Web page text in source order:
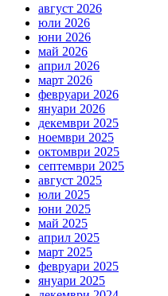
август 2026
юли 2026
юни 2026
май 2026
април 2026
март 2026
февруари 2026
януари 2026
декември 2025
ноември 2025
октомври 2025
септември 2025
август 2025
юли 2025
юни 2025
май 2025
април 2025
март 2025
февруари 2025
януари 2025